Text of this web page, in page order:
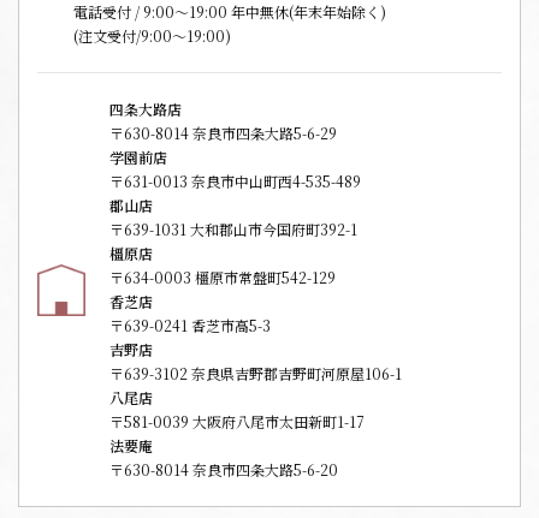
電話受付 / 9:00〜19:00 年中無休(年末年始除く)
(注文受付/9:00～19:00)
四条大路店
〒630-8014 奈良市四条大路5-6-29
学園前店
〒631-0013 奈良市中山町西4-535-489
郡山店
〒639-1031 大和郡山市今国府町392-1
橿原店
〒634-0003 橿原市常盤町542-129
香芝店
〒639-0241 香芝市高5-3
吉野店
〒639-3102 奈良県吉野郡吉野町河原屋106-1
八尾店
〒581-0039 大阪府八尾市太田新町1-17
法要庵
〒630-8014 奈良市四条大路5-6-20